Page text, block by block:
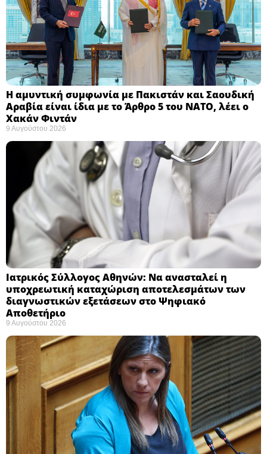
Η αμυντική συμφωνία με Πακιστάν και Σαουδική
Αραβία είναι ίδια με το Άρθρο 5 του ΝΑΤΟ, λέει ο
Χακάν Φιντάν ​
9 Αυγούστου 2026
Ιατρικός Σύλλογος Αθηνών: Να ανασταλεί η
υποχρεωτική καταχώριση αποτελεσμάτων των
διαγνωστικών εξετάσεων στο Ψηφιακό
Αποθετήριο ​
9 Αυγούστου 2026